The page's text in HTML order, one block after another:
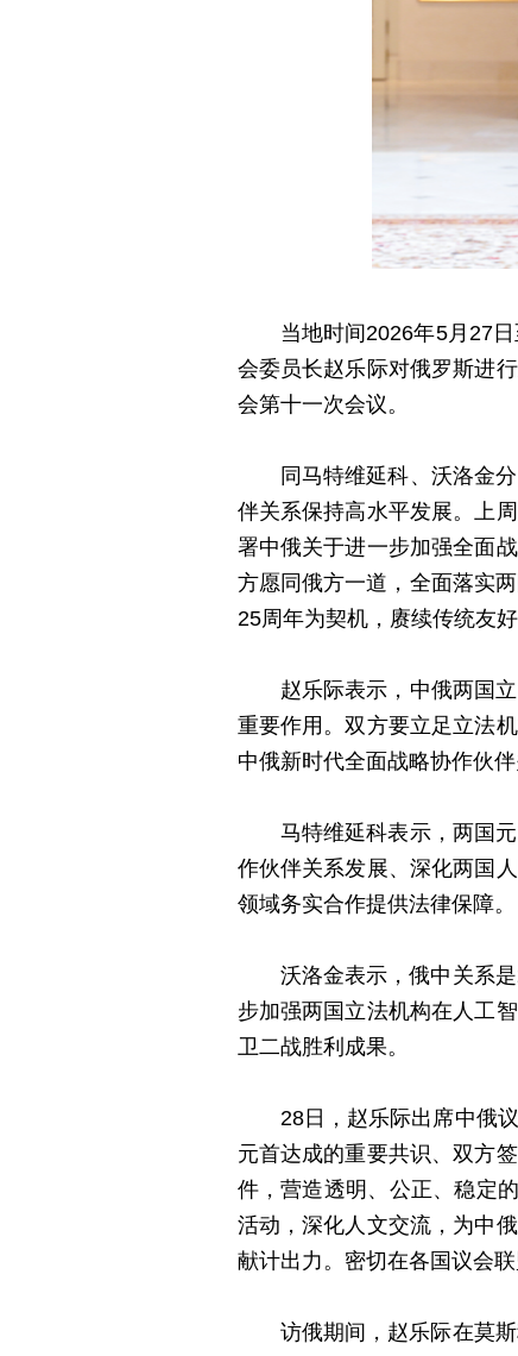
当地时间2026年5月27
会委员长赵乐际对俄罗斯进
会第十一次会议。
同马特维延科、沃洛金
伴关系保持高水平发展。上
署中俄关于进一步加强全面
方愿同俄方一道，全面落实
25周年为契机，赓续传统友
赵乐际表示，中俄两国
重要作用。双方要立足立法
中俄新时代全面战略协作伙
马特维延科表示，两国
作伙伴关系发展、深化两国
领域务实合作提供法律保障。
沃洛金表示，俄中关系
步加强两国立法机构在人工
卫二战胜利成果。
28日，赵乐际出席中俄
元首达成的重要共识、双方
件，营造透明、公正、稳定
活动，深化人文交流，为中
献计出力。密切在各国议会
访俄期间，赵乐际在莫